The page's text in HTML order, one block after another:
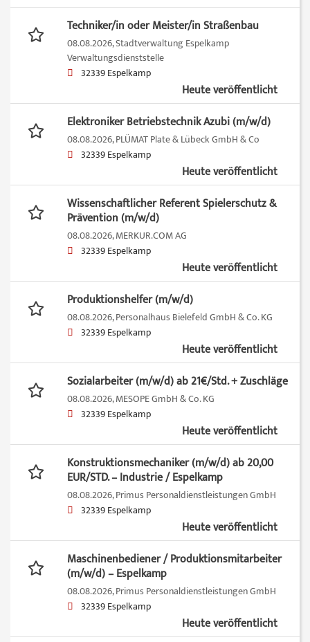
Techniker/in oder Meister/in Straßenbau
08.08.2026,Stadtverwaltung Espelkamp
Verwaltungsdienststelle
32339 Espelkamp
Heute veröffentlicht
Elektroniker Betriebstechnik Azubi (m/w/d)
08.08.2026,PLÜMAT Plate & Lübeck GmbH & Co
32339 Espelkamp
Heute veröffentlicht
Wissenschaftlicher Referent Spielerschutz &
Prävention (m/w/d)
08.08.2026,MERKUR.COM AG
32339 Espelkamp
Heute veröffentlicht
Produktionshelfer (m/w/d)
08.08.2026,Personalhaus Bielefeld GmbH & Co. KG
32339 Espelkamp
Heute veröffentlicht
Sozialarbeiter (m/w/d) ab 21€/Std. + Zuschläge
08.08.2026,MESOPE GmbH & Co. KG
32339 Espelkamp
Heute veröffentlicht
Konstruktionsmechaniker (m/w/d) ab 20,00
EUR/STD. – Industrie / Espelkamp
08.08.2026,Primus Personaldienstleistungen GmbH
32339 Espelkamp
Heute veröffentlicht
Maschinenbediener / Produktionsmitarbeiter
(m/w/d) – Espelkamp
08.08.2026,Primus Personaldienstleistungen GmbH
32339 Espelkamp
Heute veröffentlicht